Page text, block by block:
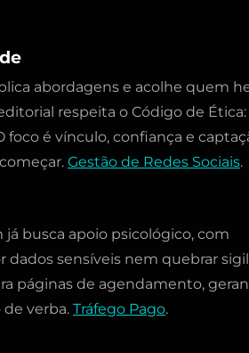
abordagens e acolhe quem
respeita o Código de Ética:
foco é vínculo, confiança e
Gestão de Redes Sociais.
busca apoio psicológico, com
sensíveis nem quebrar
páginas de agendamento,
verba. Tráfego Pago.